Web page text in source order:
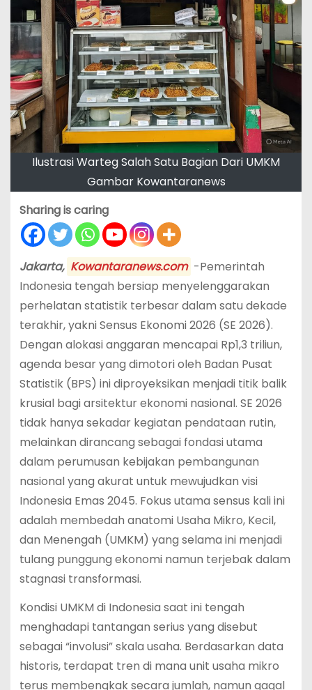
Ilustrasi Warteg Salah Satu Bagian Dari UMKM
Gambar Kowantaranews
Sharing is caring
Jakarta, Kowantaranews.com -Pemerintah
Indonesia tengah bersiap menyelenggarakan
perhelatan statistik terbesar dalam satu dekade
terakhir, yakni Sensus Ekonomi 2026 (SE 2026).
Dengan alokasi anggaran mencapai Rp1,3 triliun,
agenda besar yang dimotori oleh Badan Pusat
Statistik (BPS) ini diproyeksikan menjadi titik balik
krusial bagi arsitektur ekonomi nasional. SE 2026
tidak hanya sekadar kegiatan pendataan rutin,
melainkan dirancang sebagai fondasi utama
dalam perumusan kebijakan pembangunan
nasional yang akurat untuk mewujudkan visi
Indonesia Emas 2045. Fokus utama sensus kali ini
adalah membedah anatomi Usaha Mikro, Kecil,
dan Menengah (UMKM) yang selama ini menjadi
tulang punggung ekonomi namun terjebak dalam
stagnasi transformasi.
Kondisi UMKM di Indonesia saat ini tengah
menghadapi tantangan serius yang disebut
sebagai “involusi” skala usaha. Berdasarkan data
historis, terdapat tren di mana unit usaha mikro
terus membengkak secara jumlah, namun gagal